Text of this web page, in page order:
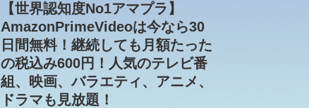
【世界認知度No1アマプラ】
AmazonPrimeVideoは今なら30
日間無料！継続しても月額たった
の税込み600円！人気のテレビ番
組、映画、バラエティ、アニメ、
ドラマも見放題！